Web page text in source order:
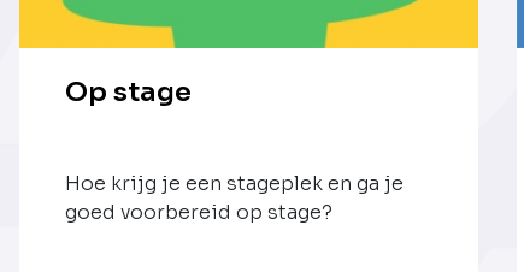
Op stage
Hoe krijg je een stageplek en ga je
goed voorbereid op stage?